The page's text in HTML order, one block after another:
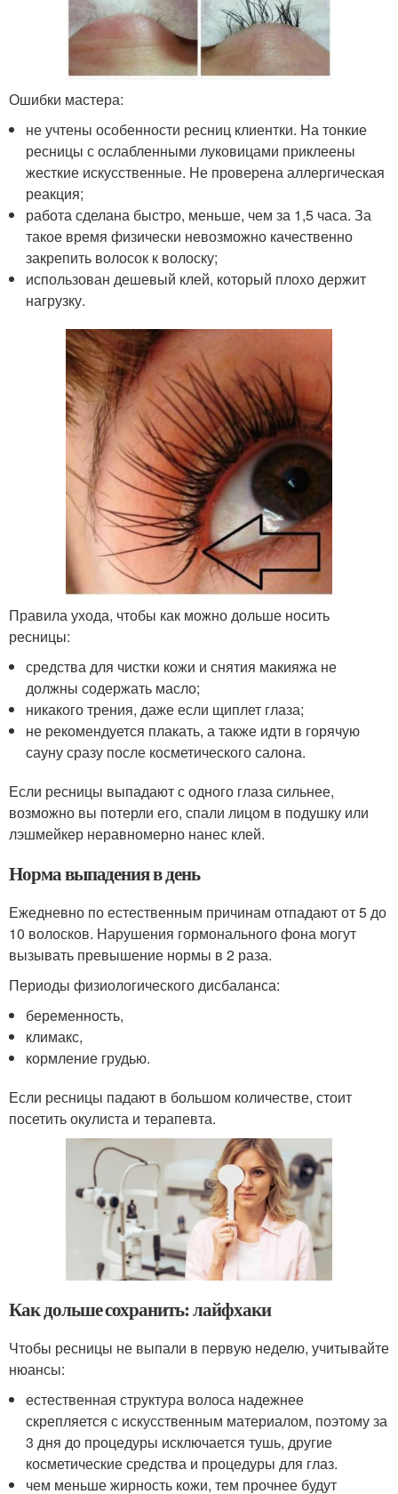
Ошибки мастера:
не учтены особенности ресниц клиентки. На тонкие
ресницы с ослабленными луковицами приклеены
жесткие искусственные. Не проверена аллергическая
реакция;
работа сделана быстро, меньше, чем за 1,5 часа. За
такое время физически невозможно качественно
закрепить волосок к волоску;
использован дешевый клей, который плохо держит
нагрузку.
Правила ухода, чтобы как можно дольше носить
ресницы:
средства для чистки кожи и снятия макияжа не
должны содержать масло;
никакого трения, даже если щиплет глаза;
не рекомендуется плакать, а также идти в горячую
сауну сразу после косметического салона.
Если ресницы выпадают с одного глаза сильнее,
возможно вы потерли его, спали лицом в подушку или
лэшмейкер неравномерно нанес клей.
Норма выпадения в день
Ежедневно по естественным причинам отпадают от 5 до
10 волосков. Нарушения гормонального фона могут
вызывать превышение нормы в 2 раза.
Периоды физиологического дисбаланса:
беременность,
климакс,
кормление грудью.
Если ресницы падают в большом количестве, стоит
посетить окулиста и терапевта.
Как дольше сохранить: лайфхаки
Чтобы ресницы не выпали в первую неделю, учитывайте
нюансы:
естественная структура волоса надежнее
скрепляется с искусственным материалом, поэтому за
3 дня до процедуры исключается тушь, другие
косметические средства и процедуры для глаз.
чем меньше жирность кожи, тем прочнее будут